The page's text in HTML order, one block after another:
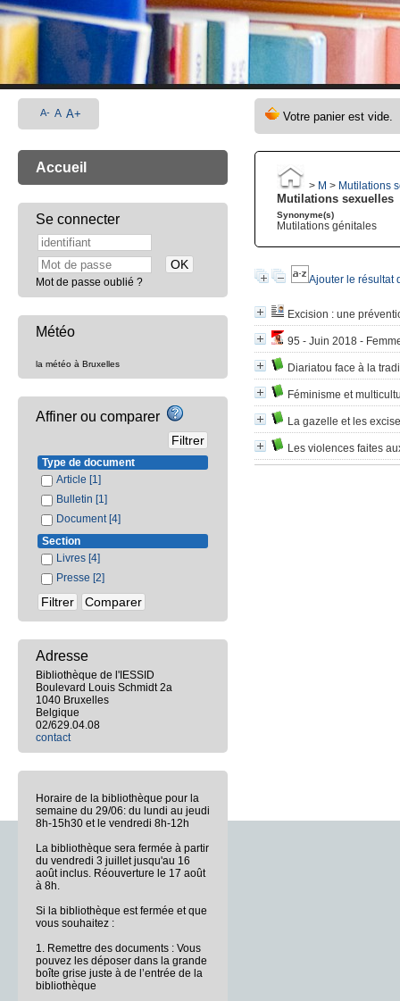
> M > Mutilations
Mutilations sexuelles
Synonyme(s)
Mutilations génitales
Ajouter le résultat
Excision : une
95 - Juin 2018 -
Diariatou face à la
Féminisme et
La gazelle et les
Les violences faites
A- A A+
Accueil
Se connecter
Mot de passe oublié ?
Météo
la météo à Bruxelles
Affiner ou comparer
Type de document
Article [1]
Bulletin [1]
Document [4]
Section
Livres [4]
Presse [2]
Adresse
Bibliothèque de l'IESSID
Boulevard Louis Schmidt 2a
1040 Bruxelles
Belgique
02/629.04.08
contact
Horaire de la bibliothèque pour la
semaine du 29/06: du lundi au jeudi
8h-15h30 et le vendredi 8h-12h
La bibliothèque sera fermée à partir
du vendredi 3 juillet jusqu'au 16
août inclus. Réouverture le 17 août
à 8h.
Si la bibliothèque est fermée et que
vous souhaitez :
1. Remettre des documents : Vous
pouvez les déposer dans la grande
boîte grise juste à de l’entrée de la
bibliothèque